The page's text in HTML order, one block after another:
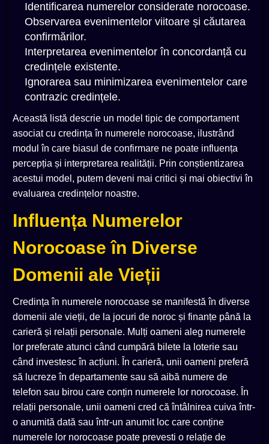
Identificarea numerelor considerate norocoase.
Observarea evenimentelor viitoare și căutarea
confirmărilor.
Interpretarea evenimentelor în concordanță cu
credințele existente.
Ignorarea sau minimizarea evenimentelor care
contrazic credințele.
Această listă descrie un model tipic de comportament
asociat cu credința în numerele norocoase, ilustrând
modul în care biasul de confirmare ne poate influența
percepția și interpretarea realității. Prin conștientizarea
acestui model, putem deveni mai critici și mai obiectivi în
evaluarea credințelor noastre.
Influența Numerelor
Norocoase în Diverse
Domenii ale Vieții
Credința în numerele norocoase se manifestă în diverse
domenii ale vieții, de la jocuri de noroc și finanțe până la
carieră și relații personale. Mulți oameni aleg numerele
lor preferate atunci când cumpără bilete la loterie sau
când investesc în acțiuni. În carieră, unii oameni preferă
să lucreze în departamente sau să aibă numere de
telefon sau birou care conțin numerele lor norocoase. În
relații personale, unii oameni cred că întâlnirea cuiva într-
o anumită dată sau într-un anumit loc care conține
numerele lor norocoase poate prevesti o relație de